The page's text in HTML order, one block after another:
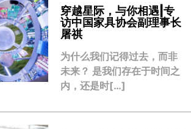
穿越星际，与你相遇|专
访中国家具协会副理事长
屠祺
为什么我们记得过去，而非
未来？ 是我们存在于时间之
内，还是时[…]